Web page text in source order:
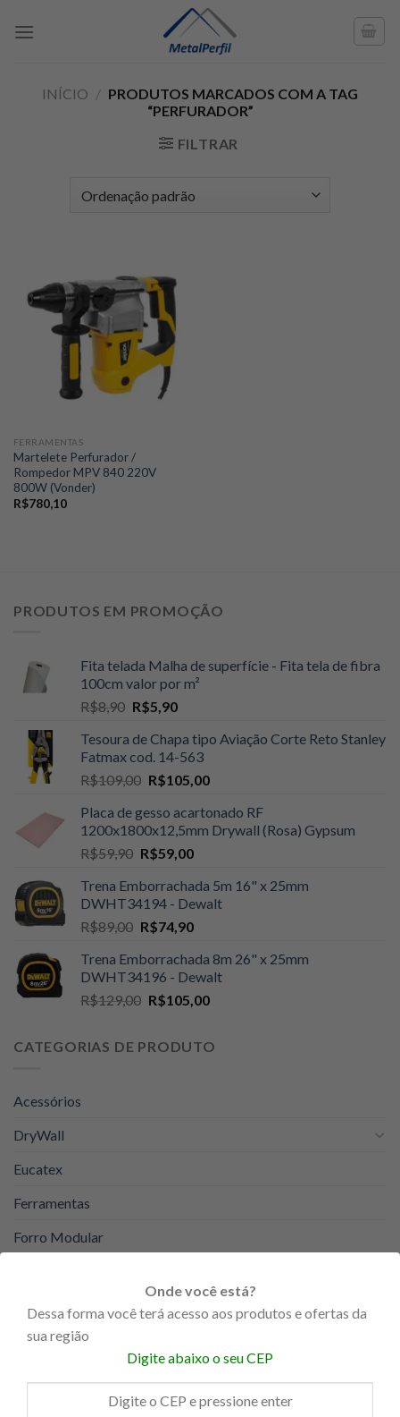
INÍCIO / PRODUTOS MARCADOS COM A TAG
“PERFURADOR”
FILTRAR
FERRAMENTAS
Martelete Perfurador /
Rompedor MPV 840 220V
800W (Vonder)
R$780,10
PRODUTOS EM PROMOÇÃO
Fita telada Malha de superfície - Fita tela de fibra
100cm valor por m²
R$8,90 O
original
era:
R$8,90.
R$5,90O
atual
é:
R$5,90.
Tesoura de Chapa tipo Aviação Corte Reto Stanley
Fatmax cod. 14-563
R$109,00 O
original
era:
R$109,00.
R$105,00O
atual
é:
Placa de gesso acartonado RF
1200x1800x12,5mm Drywall (Rosa) Gypsum
R$59,90 O
original
era:
R$59,90.
R$59,00O
atual
é:
R$59,00.
Trena Emborrachada 5m 16" x 25mm
DWHT34194 - Dewalt
R$89,00 O
original
era:
R$89,00.
R$74,90O
atual
é:
R$74,90.
Trena Emborrachada 8m 26" x 25mm
DWHT34196 - Dewalt
R$129,00 O
era:
R$105,00O
é:
CATEGORIAS DE PRODUTO
Acessórios
DryWall
Eucatex
Ferramentas
Forro Modular
KNAUF
Portas
Onde você está?
Dessa forma você terá acesso aos produtos e ofertas da
sua região
Digite abaixo o seu CEP